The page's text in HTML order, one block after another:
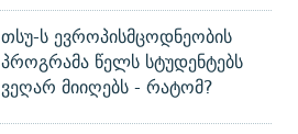
თსუ-ს ევროპისმცოდნეობის
პროგრამა წელს სტუდენტებს
ვეღარ მიიღებს - რატომ?